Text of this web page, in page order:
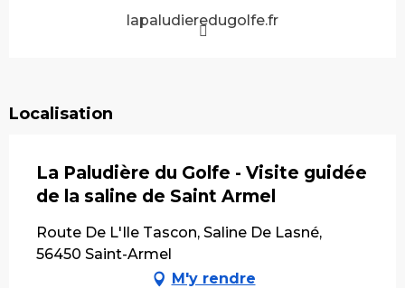
lapaludieredugolfe.fr
Localisation
La Paludière du Golfe - Visite guidée
de la saline de Saint Armel
Route De L'Ile Tascon, Saline De Lasné,
56450 Saint-Armel
M'y rendre